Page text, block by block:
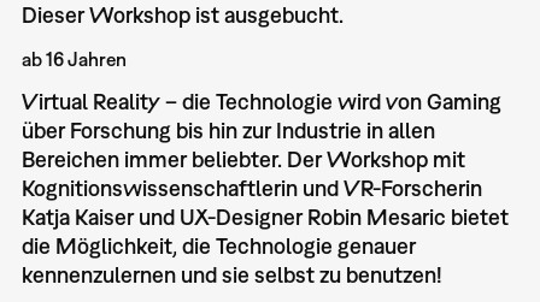
Dieser Workshop ist ausgebucht.
ab 16 Jahren
Virtual Reality – die Technologie wird von Gaming
über Forschung bis hin zur Industrie in allen
Bereichen immer beliebter. Der Workshop mit
Kognitionswissenschaftlerin und VR-Forscherin
Katja Kaiser und UX-Designer Robin Mesaric bietet
die Möglichkeit, die Technologie genauer
kennenzulernen und sie selbst zu benutzen!